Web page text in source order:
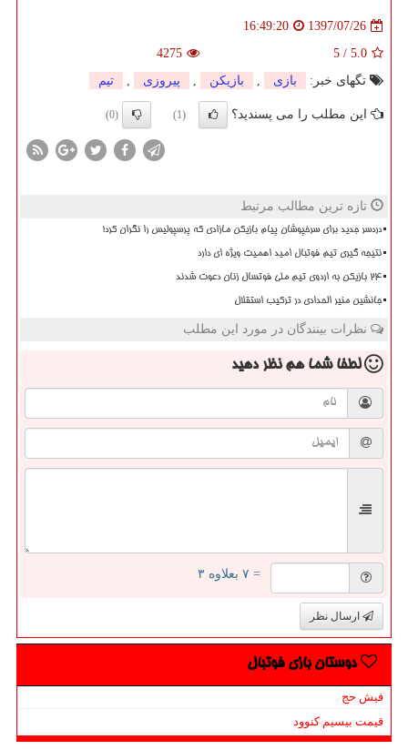
1397/07/26
16:49:20
5.0
/
5
4275
تگهای خبر:
بازی , بازیكن , پیروزی , تیم
این مطلب را می پسندید؟ (1)
(0)
تازه ترین مطالب مرتبط
دردسر جدید برای سرخپوشان پیام بازیکن مازادی که پرسپولیس را نگران کرد!
نتیجه گیری تیم فوتبال امید اهمیت ویژه ای دارد
۲۴ بازیکن به اردوی تیم ملی فوتسال زنان دعوت شدند
جانشین منیر الحدادی در ترکیب استقلال
نظرات بینندگان در مورد این مطلب
لطفا شما همنظر دهید
= ۷ بعلاوه ۳
ارسال نظر
دوستان بازی فوتبال
فیش حج
قیمت بیسیم کنوود